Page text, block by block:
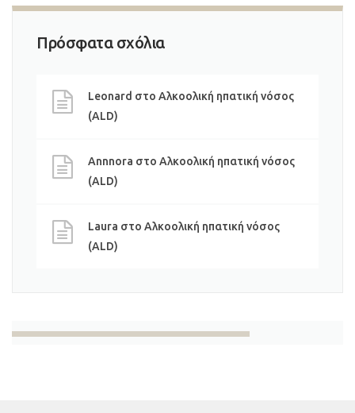
Πρόσφατα σχόλια
Leonard στο Αλκοολική ηπατική νόσος
(ALD)
Annnora στο Αλκοολική ηπατική νόσος
(ALD)
Laura στο Αλκοολική ηπατική νόσος
(ALD)